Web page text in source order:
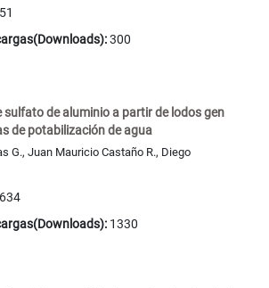
300
sulfato de aluminio a partir de lodos gen
de potabilización de agua
G., Juan Mauricio Castaño R., Diego
1330